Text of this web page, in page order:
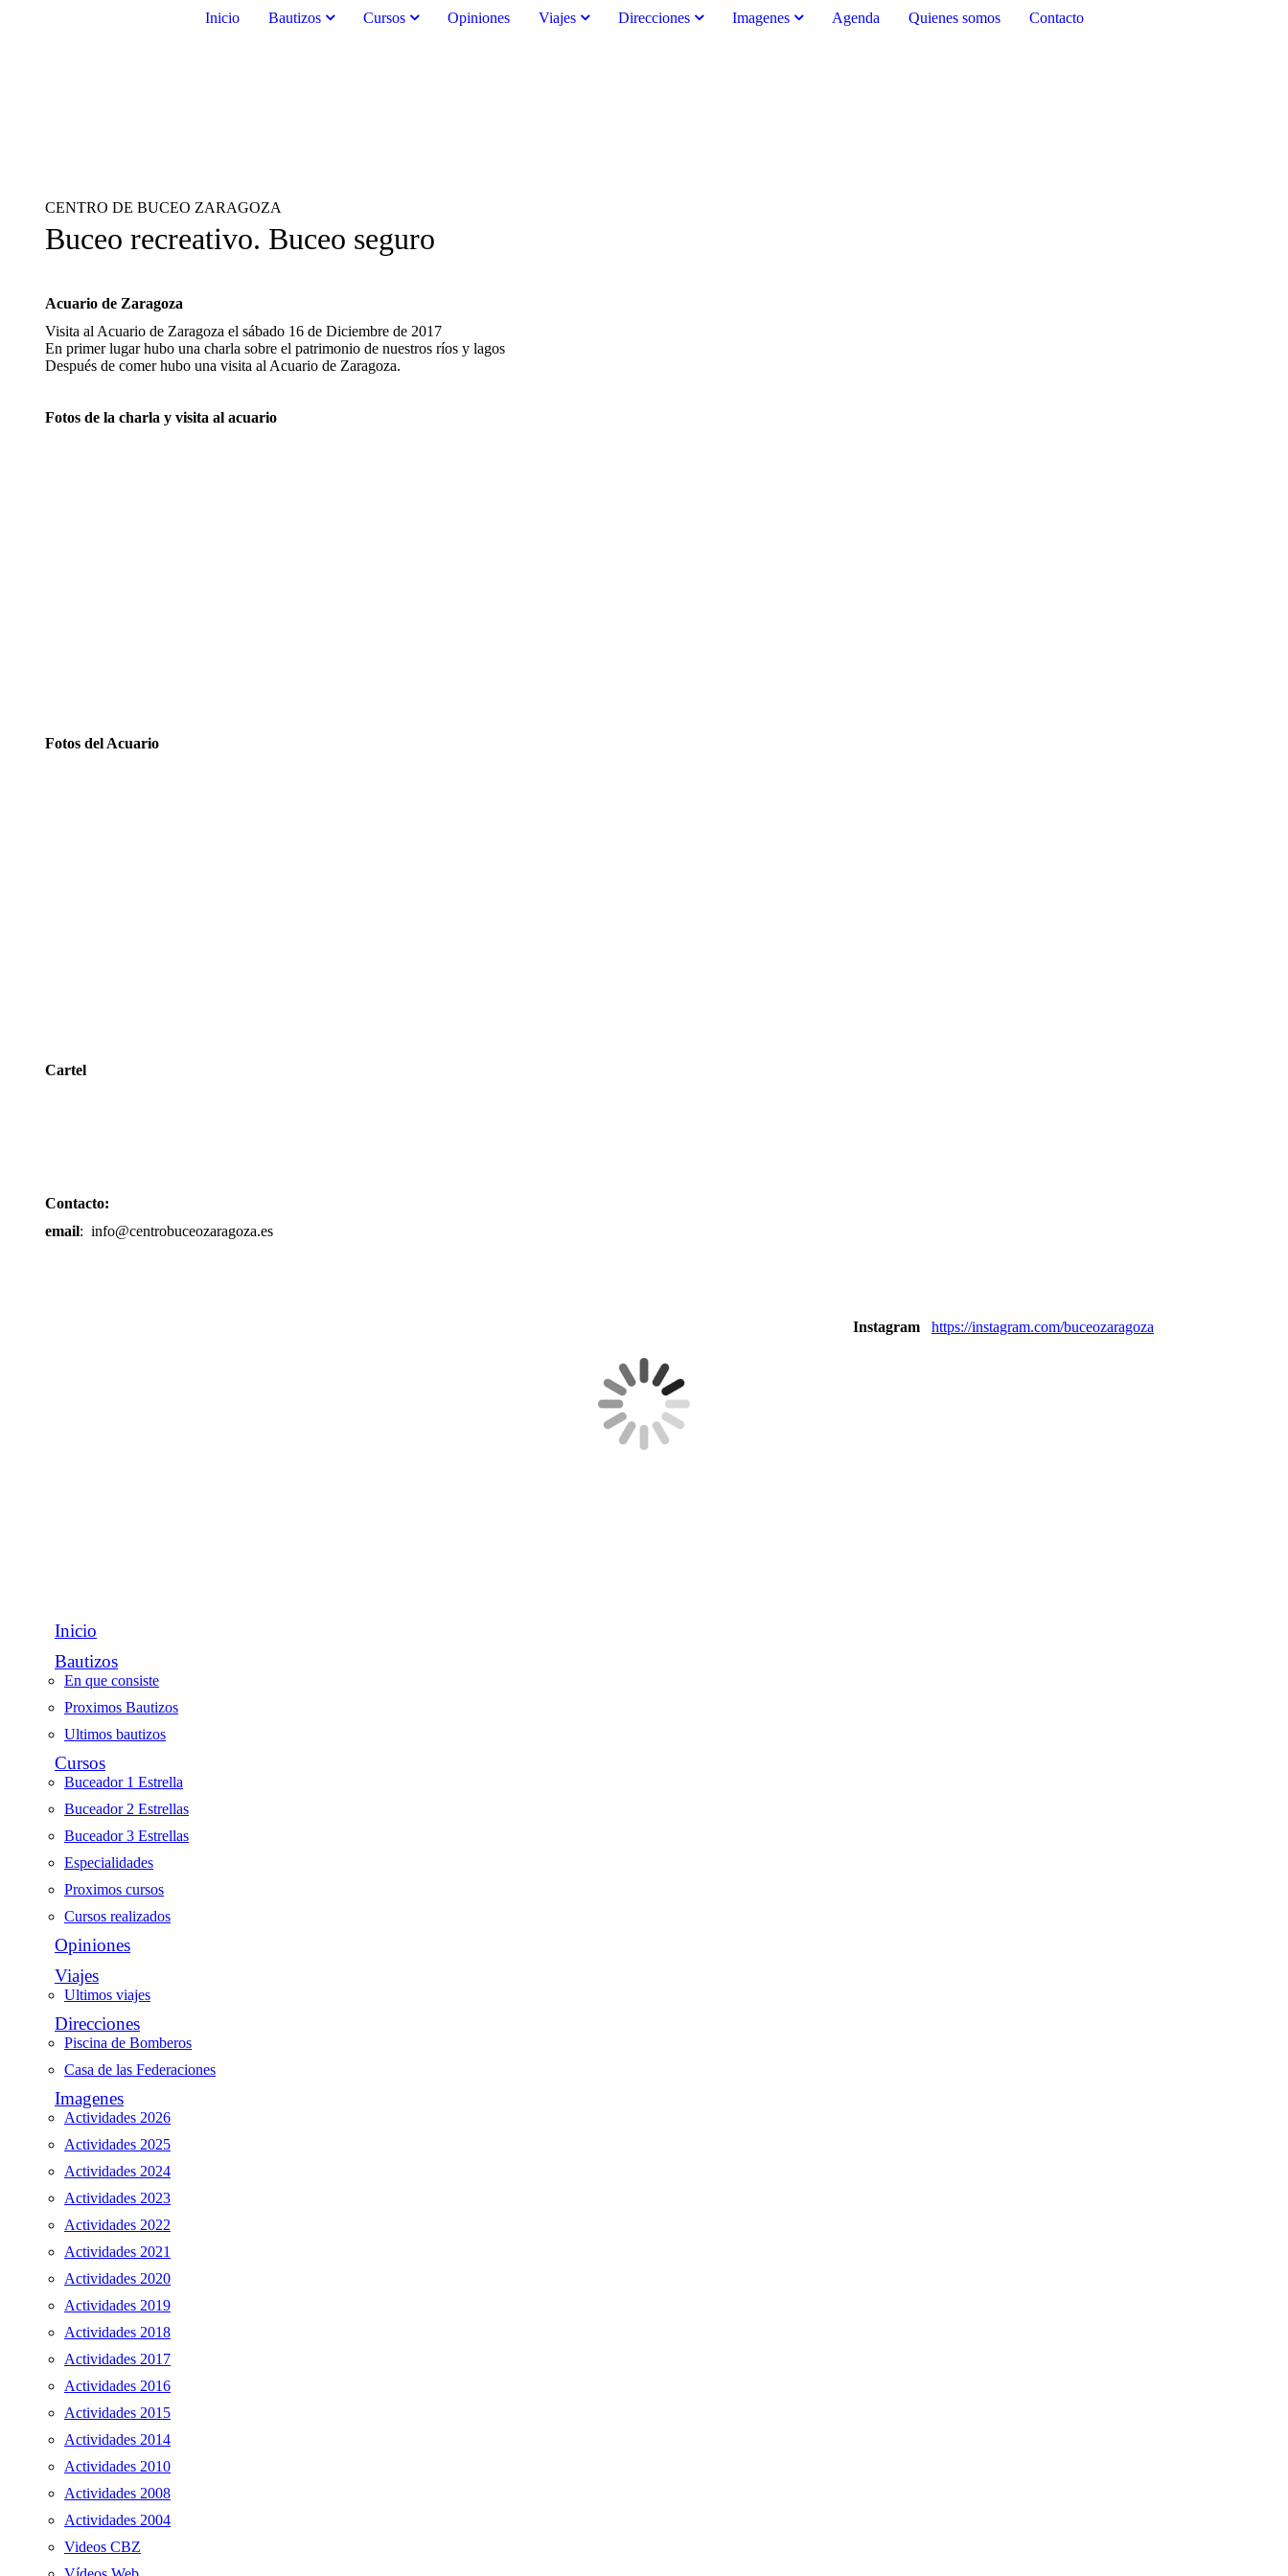
Inicio Bautizos Cursos Opiniones Viajes Direcciones Imagenes Agenda Quienes somos Contacto
CENTRO DE BUCEO ZARAGOZA
Buceo recreativo. Buceo seguro
Acuario de Zaragoza
Visita al Acuario de Zaragoza el sábado 16 de Diciembre de 2017
En primer lugar hubo una charla sobre el patrimonio de nuestros ríos y lagos
Después de comer hubo una visita al Acuario de Zaragoza.
Fotos de la charla y visita al acuario
Fotos del Acuario
Cartel
Contacto:
email: info@centrobuceozaragoza.es
Instagram https://instagram.com/buceozaragoza
Inicio
Bautizos
En que consiste
Proximos Bautizos
Ultimos bautizos
Cursos
Buceador 1 Estrella
Buceador 2 Estrellas
Buceador 3 Estrellas
Especialidades
Proximos cursos
Cursos realizados
Opiniones
Viajes
Ultimos viajes
Direcciones
Piscina de Bomberos
Casa de las Federaciones
Imagenes
Actividades 2026
Actividades 2025
Actividades 2024
Actividades 2023
Actividades 2022
Actividades 2021
Actividades 2020
Actividades 2019
Actividades 2018
Actividades 2017
Actividades 2016
Actividades 2015
Actividades 2014
Actividades 2010
Actividades 2008
Actividades 2004
Videos CBZ